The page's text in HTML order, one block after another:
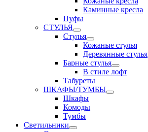
Каминные кресла
Пуфы
СТУЛЬЯ
Стулья
Кожаные стулья
Деревянные стулья
Барные стулья
В стиле лофт
Табуреты
ШКАФЫ/ТУМБЫ
Шкафы
Комоды
Тумбы
Светильники